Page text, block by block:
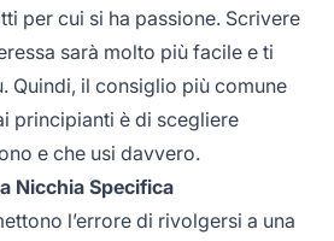
per cui si ha passione. Scrivere
sarà molto più facile e ti
Quindi, il consiglio più comune
principianti è di scegliere
e che usi davvero.
Nicchia Specifica
l’errore di rivolgersi a una